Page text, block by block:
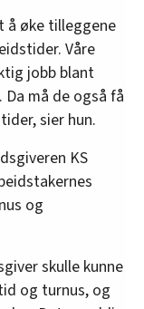
å øke tilleggene
Våre
jobb blant
må de også få
sier hun.
KS
og
skulle kunne
og turnus, og